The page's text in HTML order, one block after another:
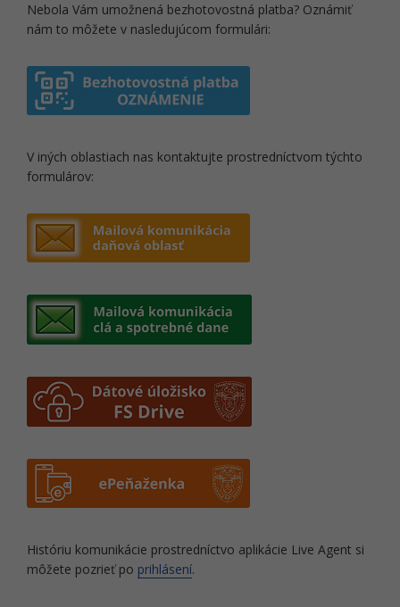
Nebola Vám umožnená bezhotovostná platba? Oznámiť
nám to môžete v nasledujúcom formulári:
V iných oblastiach nas kontaktujte prostredníctvom týchto
formulárov:
Históriu komunikácie prostredníctvo aplikácie Live Agent si
môžete pozrieť po prihlásení.